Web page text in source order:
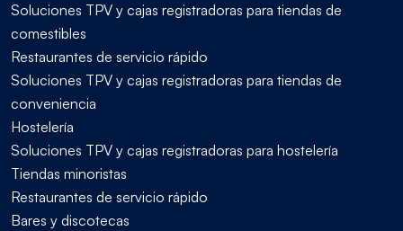
Soluciones TPV y cajas registradoras para tiendas de
comestibles
Restaurantes de servicio rápido
Soluciones TPV y cajas registradoras para tiendas de
conveniencia
Hostelería
Soluciones TPV y cajas registradoras para hostelería
Tiendas minoristas
Restaurantes de servicio rápido
Bares y discotecas